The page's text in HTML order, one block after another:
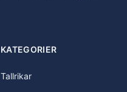
KATEGORIER
Tallrikar